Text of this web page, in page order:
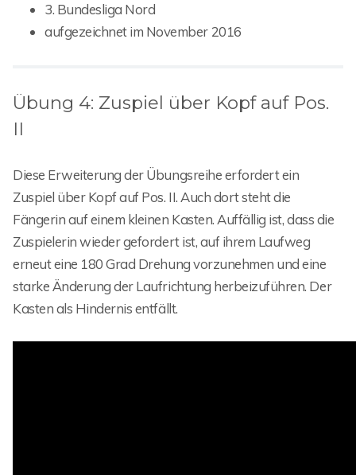
3. Bundesliga Nord
aufgezeichnet im November 2016
Übung 4: Zuspiel über Kopf auf Pos.
II
Diese Erweiterung der Übungsreihe erfordert ein
Zuspiel über Kopf auf Pos. II. Auch dort steht die
Fängerin auf einem kleinen Kasten. Auffällig ist, dass die
Zuspielerin wieder gefordert ist, auf ihrem Laufweg
erneut eine 180 Grad Drehung vorzunehmen und eine
starke Änderung der Laufrichtung herbeizuführen. Der
Kasten als Hindernis entfällt.